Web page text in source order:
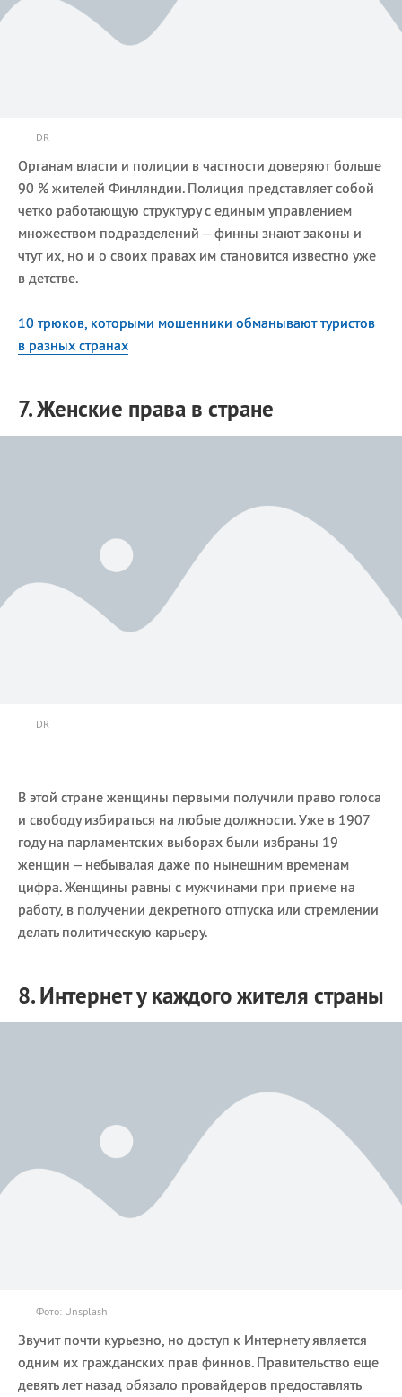
DR
Органам власти и полиции в частности доверяют больше
90 % жителей Финляндии. Полиция представляет собой
четко работающую структуру с единым управлением
множеством подразделений – финны знают законы и
чтут их, но и о своих правах им становится известно уже
в детстве.
10 трюков, которыми мошенники обманывают туристов
в разных странах
7. Женские права в стране
DR
В этой стране женщины первыми получили право голоса
и свободу избираться на любые должности. Уже в 1907
году на парламентских выборах были избраны 19
женщин – небывалая даже по нынешним временам
цифра. Женщины равны с мужчинами при приеме на
работу, в получении декретного отпуска или стремлении
делать политическую карьеру.
8. Интернет у каждого жителя страны
Фото: Unsplash
Звучит почти курьезно, но доступ к Интернету является
одним их гражданских прав финнов. Правительство еще
девять лет назад обязало провайдеров предоставлять